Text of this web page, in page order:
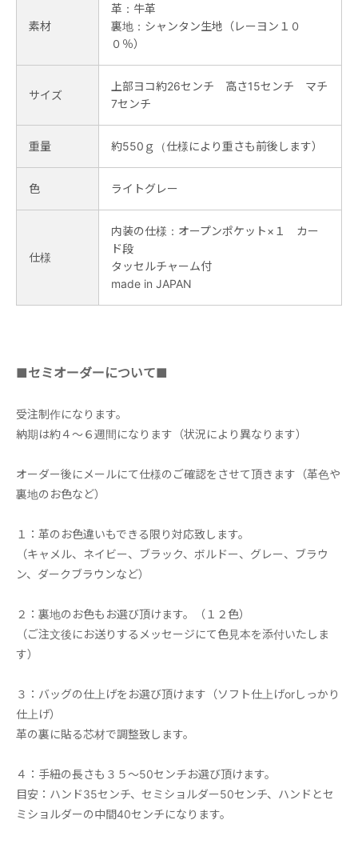
素材
革：牛革
裏地：シャンタン生地（レーヨン１０
０％）
サイズ
上部ヨコ約26センチ 高さ15センチ マチ
7センチ
重量 約550ｇ（仕様により重さも前後します）
色 ライトグレー
仕様
内装の仕様：オープンポケット×１ カー
ド段
タッセルチャーム付
made in JAPAN
■セミオーダーについて■
受注制作になります。
納期は約４～６週間になります（状況により異なります）
オーダー後にメールにて仕様のご確認をさせて頂きます（革色や
裏地のお色など）
１：革のお色違いもできる限り対応致します。
（キャメル、ネイビー、ブラック、ボルドー、グレー、ブラウ
ン、ダークブラウンなど）
２：裏地のお色もお選び頂けます。（１２色）
（ご注文後にお送りするメッセージにて色見本を添付いたしま
す）
３：バッグの仕上げをお選び頂けます（ソフト仕上げorしっかり
仕上げ）
革の裏に貼る芯材で調整致します。
４：手紐の長さも３５～50センチお選び頂けます。
目安：ハンド35センチ、セミショルダー50センチ、ハンドとセ
ミショルダーの中間40センチになります。